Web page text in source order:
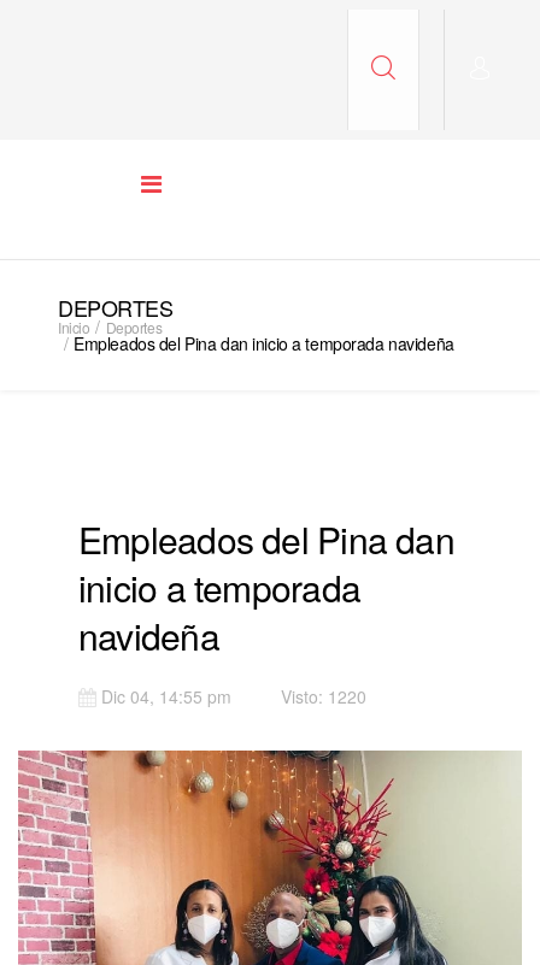
DEPORTES
Inicio Deportes
Empleados del Pina dan inicio a temporada navideña
Empleados del Pina dan
inicio a temporada
navideña
Dic 04, 14:55 pm Visto: 1220